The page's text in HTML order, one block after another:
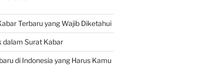
Terbaru yang Wajib Diketahui
dalam Surat Kabar
di Indonesia yang Harus Kamu